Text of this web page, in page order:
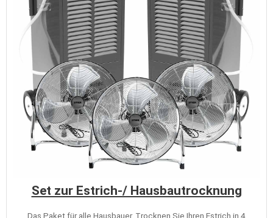
Set zur Estrich-/ Hausbautrocknung
Das Paket für alle Hausbauer. Trocknen Sie Ihren Estrich in 4